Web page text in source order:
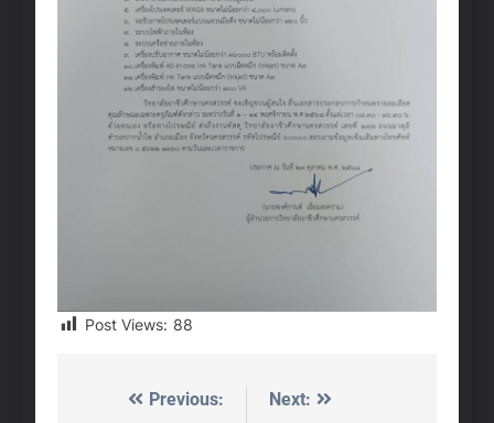
Post Views: 88
Post
Previous:
Next: